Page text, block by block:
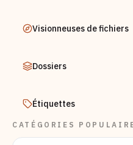
Visionneuses de fichiers
Dossiers
Étiquettes
CATÉGORIES